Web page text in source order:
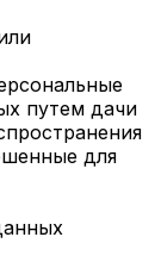
путем дачи
для